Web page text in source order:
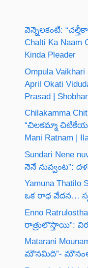
వెన్నెలకంటి:
Chalti Ka Naam
Kinda Pleader
Ompula
April Okati
Prasad |
Chilakamma
“చిలకమ్మా
Mani Ratnam |
Sundari Nene
నెనే నువ్వంట”:
Yamuna
ఒక రాధ వేదన…
Enno
రాత్రులొస్తాయి”:
Matarani
మౌనమిది”- మౌనంలో